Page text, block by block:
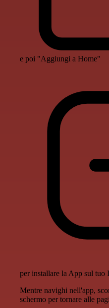
e poi "Aggiungi a Home"
per installare la App sul tuo
Mentre navighi nell'app,
schermo per tornare alle